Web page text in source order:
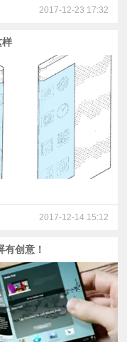
2017-12-23 17:32
样
2017-12-14 15:12
创意！